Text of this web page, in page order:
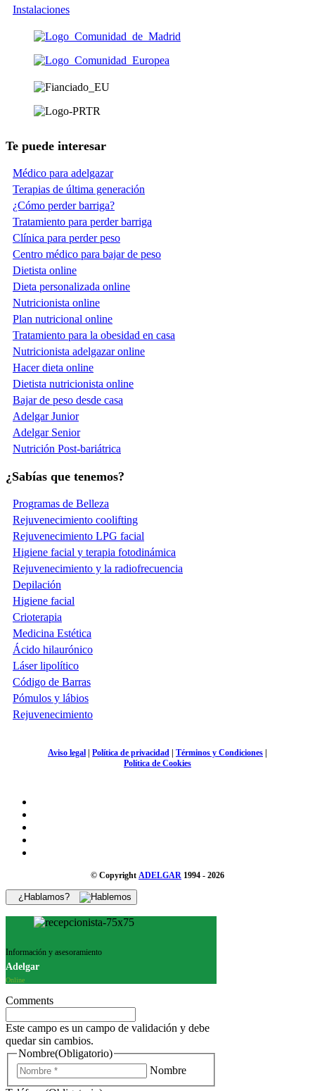
Instalaciones
Te puede interesar
Médico para adelgazar
Terapias de última generación
¿Cómo perder barriga?
Tratamiento para perder barriga
Clínica para perder peso
Centro médico para bajar de peso
Dietista online
Dieta personalizada online
Nutricionista online
Plan nutricional online
Tratamiento para la obesidad en casa
Nutricionista adelgazar online
Hacer dieta online
Dietista nutricionista online
Bajar de peso desde casa
Adelgar Junior
Adelgar Senior
Nutrición Post-bariátrica
¿Sabías que tenemos?
Programas de Belleza
Rejuvenecimiento coolifting
Rejuvenecimiento LPG facial
Higiene facial y terapia fotodinámica
Rejuvenecimiento y la radiofrecuencia
Depilación
Higiene facial
Crioterapia
Medicina Estética
Ácido hilaurónico
Láser lipolítico
Código de Barras
Pómulos y lábios
Rejuvenecimiento
Aviso legal | Política de privacidad | Términos y Condiciones |
Política de Cookies
© Copyright ADELGAR 1994 - 2026
¿Hablamos?
Información y asesoramiento
Adelgar
Online
Comments
Este campo es un campo de validación y debe
quedar sin cambios.
Nombre(Obligatorio)
Nombre